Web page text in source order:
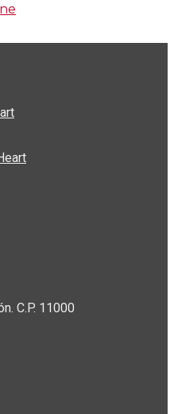
C.P. 11000